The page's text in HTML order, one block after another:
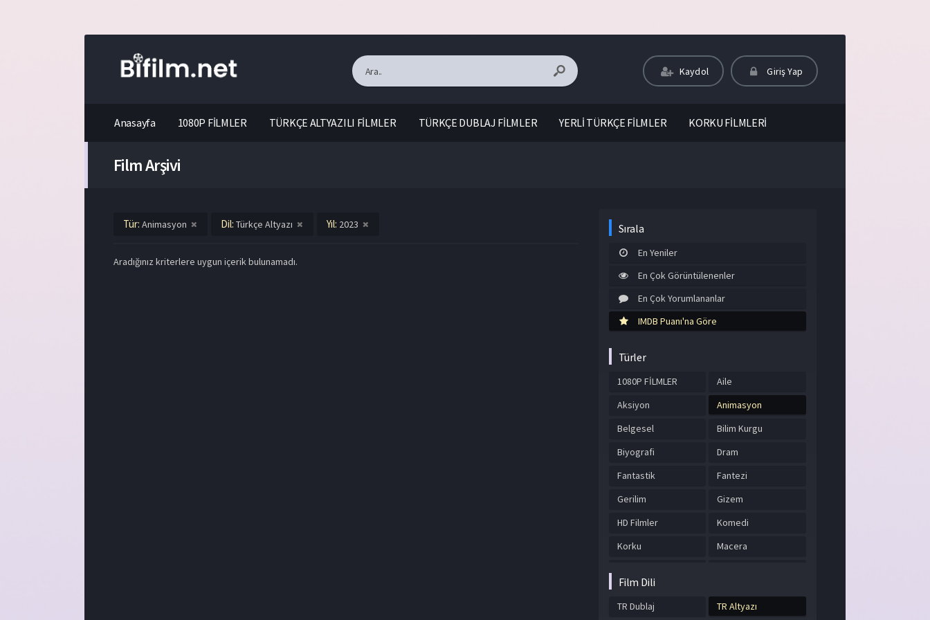
Kaydol Giriş Yap
Anasayfa 1080P FİLMLER TÜRKÇE ALTYAZILI FİLMLER TÜRKÇE DUBLAJ FİLMLER YERLİ TÜRKÇE FİLMLER KORKU FİLMLERİ
Film Arşivi
Tür: Animasyon Dil: Türkçe Altyazı Yıl: 2023
Aradığınız kriterlere uygun içerik bulunamadı.
Sırala
En Yeniler
En Çok Görüntülenenler
En Çok Yorumlananlar
IMDB Puanı'na Göre
Türler
1080P FİLMLER
Aile
Aksiyon
Animasyon
Belgesel
Bilim Kurgu
Biyografi
Dram
Fantastik
Fantezi
Gerilim
Gizem
HD Filmler
Komedi
Korku
Macera
Tarih
Film Dili
TR Dublaj TR Altyazı